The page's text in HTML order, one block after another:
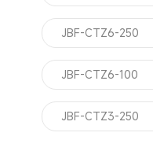
JBF-CTZ6-250
JBF-CTZ6-100
JBF-CTZ3-250